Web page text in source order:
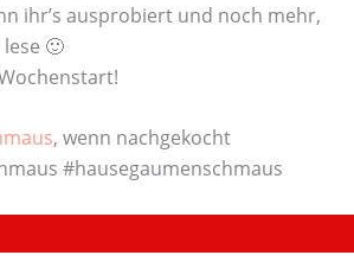
ihr’s ausprobiert und noch mehr,
🙂
, wenn nachgekocht
#hausegaumenschmaus